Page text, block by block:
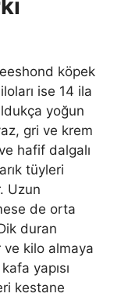
köpek
ise 14 ila
yoğun
gri ve krem
hafif dalgalı
tüyleri
Uzun
de orta
duran
ve kilo almaya
yapısı
kestane